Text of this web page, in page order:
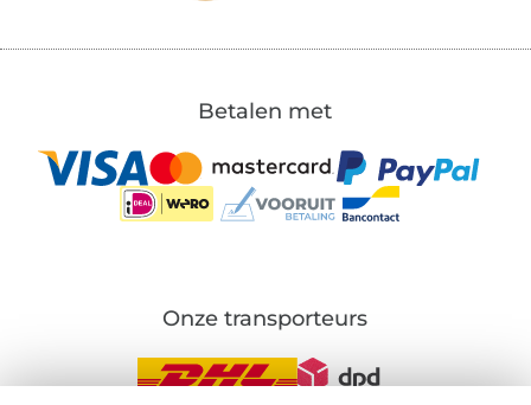
Betalen met
Onze transporteurs